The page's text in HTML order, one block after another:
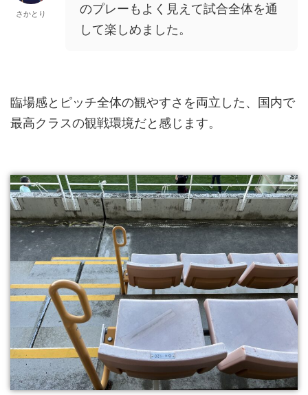
さかとり
のプレーもよく見えて試合全体を通
して楽しめました。
臨場感とピッチ全体の観やすさを両立した、国内で
最高クラスの観戦環境だと感じます。